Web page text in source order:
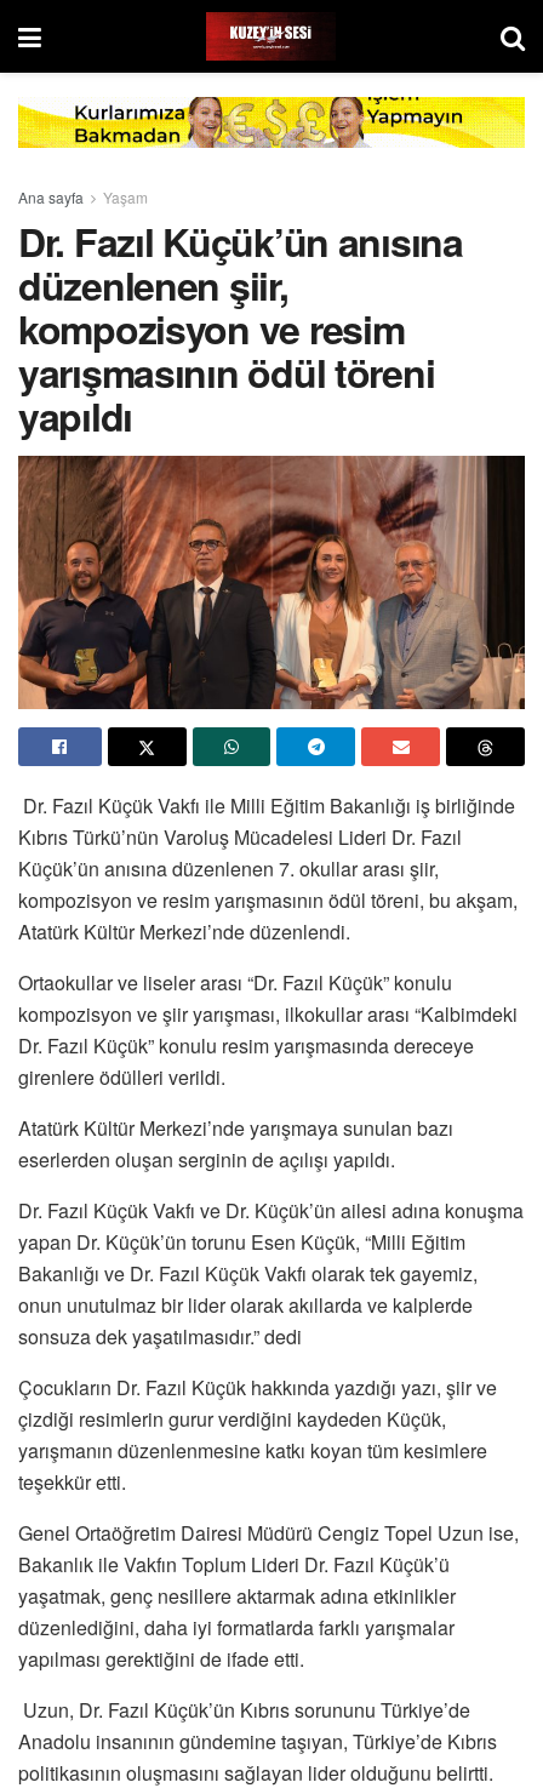
Ana sayfa Yaşam
Dr. Fazıl Küçük’ün anısına
düzenlenen şiir,
kompozisyon ve resim
yarışmasının ödül töreni
yapıldı
Dr. Fazıl Küçük Vakfı ile Milli Eğitim Bakanlığı iş birliğinde
Kıbrıs Türkü’nün Varoluş Mücadelesi Lideri Dr. Fazıl
Küçük’ün anısına düzenlenen 7. okullar arası şiir,
kompozisyon ve resim yarışmasının ödül töreni, bu akşam,
Atatürk Kültür Merkezi’nde düzenlendi.
Ortaokullar ve liseler arası “Dr. Fazıl Küçük” konulu
kompozisyon ve şiir yarışması, ilkokullar arası “Kalbimdeki
Dr. Fazıl Küçük” konulu resim yarışmasında dereceye
girenlere ödülleri verildi.
Atatürk Kültür Merkezi’nde yarışmaya sunulan bazı
eserlerden oluşan serginin de açılışı yapıldı.
Dr. Fazıl Küçük Vakfı ve Dr. Küçük’ün ailesi adına konuşma
yapan Dr. Küçük’ün torunu Esen Küçük, “Milli Eğitim
Bakanlığı ve Dr. Fazıl Küçük Vakfı olarak tek gayemiz,
onun unutulmaz bir lider olarak akıllarda ve kalplerde
sonsuza dek yaşatılmasıdır.” dedi
Çocukların Dr. Fazıl Küçük hakkında yazdığı yazı, şiir ve
çizdiği resimlerin gurur verdiğini kaydeden Küçük,
yarışmanın düzenlenmesine katkı koyan tüm kesimlere
teşekkür etti.
Genel Ortaöğretim Dairesi Müdürü Cengiz Topel Uzun ise,
Bakanlık ile Vakfın Toplum Lideri Dr. Fazıl Küçük’ü
yaşatmak, genç nesillere aktarmak adına etkinlikler
düzenlediğini, daha iyi formatlarda farklı yarışmalar
yapılması gerektiğini de ifade etti.
Uzun, Dr. Fazıl Küçük’ün Kıbrıs sorununu Türkiye’de
Anadolu insanının gündemine taşıyan, Türkiye’de Kıbrıs
politikasının oluşmasını sağlayan lider olduğunu belirtti.